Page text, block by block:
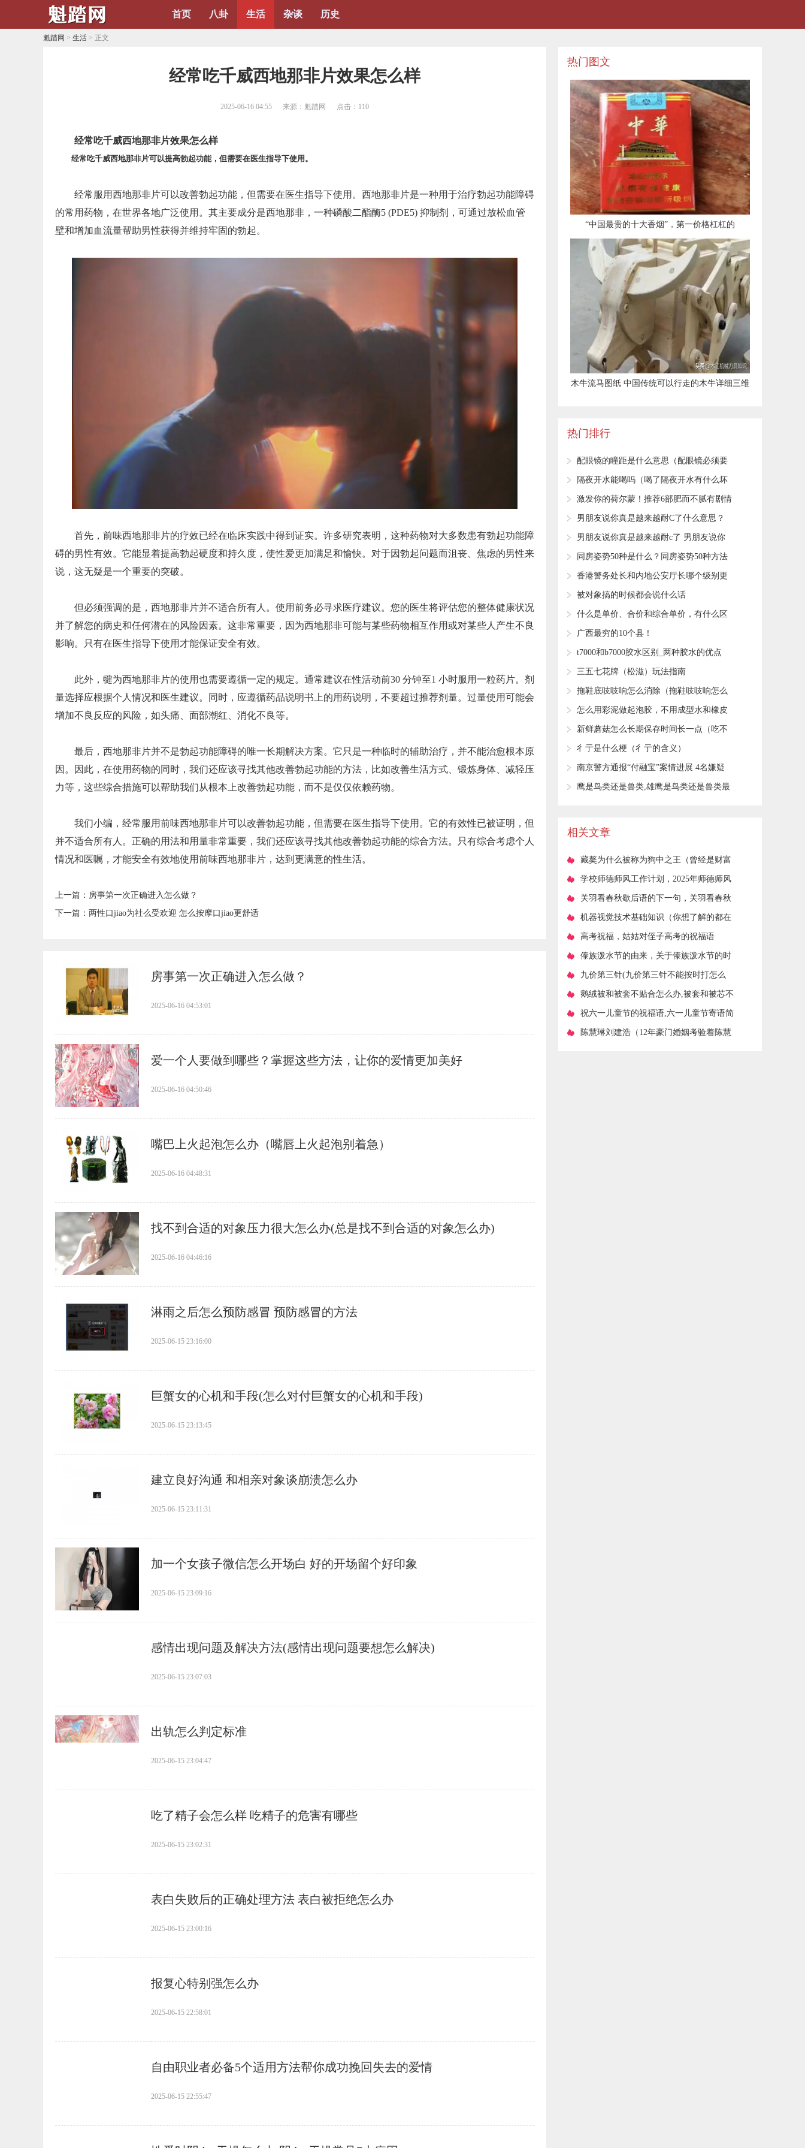
首页 八卦 生活 杂谈 历史
魁踏网 > 生活 > 正文
​经常吃千威西地那非片效果怎么样
2025-06-16 04:55 来源：魁踏网 点击： 110
经常吃千威西地那非片效果怎么样
经常吃千威西地那非片可以提高勃起功能，但需要在医生指导下使用。
经常服用西地那非片可以改善勃起功能，但需要在医生指导下使用。西地那非片是一种用于治疗勃起功能障碍
的常用药物，在世界各地广泛使用。其主要成分是西地那非，一种磷酸二酯酶5 (PDE5) 抑制剂，可通过放松血管
壁和增加血流量帮助男性获得并维持牢固的勃起。
首先，前味西地那非片的疗效已经在临床实践中得到证实。许多研究表明，这种药物对大多数患有勃起功能障
碍的男性有效。它能显着提高勃起硬度和持久度，使性爱更加满足和愉快。对于因勃起问题而沮丧、焦虑的男性来
说，这无疑是一个重要的突破。
但必须强调的是，西地那非片并不适合所有人。使用前务必寻求医疗建议。您的医生将评估您的整体健康状况
并了解您的病史和任何潜在的风险因素。这非常重要，因为西地那非可能与某些药物相互作用或对某些人产生不良
影响。只有在医生指导下使用才能保证安全有效。
此外，犍为西地那非片的使用也需要遵循一定的规定。通常建议在性活动前30 分钟至1 小时服用一粒药片。剂
量选择应根据个人情况和医生建议。同时，应遵循药品说明书上的用药说明，不要超过推荐剂量。过量使用可能会
增加不良反应的风险，如头痛、面部潮红、消化不良等。
最后，西地那非片并不是勃起功能障碍的唯一长期解决方案。它只是一种临时的辅助治疗，并不能治愈根本原
因。因此，在使用药物的同时，我们还应该寻找其他改善勃起功能的方法，比如改善生活方式、锻炼身体、减轻压
力等，这些综合措施可以帮助我们从根本上改善勃起功能，而不是仅仅依赖药物。
我们小编，经常服用前味西地那非片可以改善勃起功能，但需要在医生指导下使用。它的有效性已被证明，但
并不适合所有人。正确的用法和用量非常重要，我们还应该寻找其他改善勃起功能的综合方法。只有综合考虑个人
情况和医嘱，才能安全有效地使用前味西地那非片，达到更满意的性生活。
上一篇： ​房事第一次正确进入怎么做？
下一篇： ​两性口jiao为社么受欢迎 怎么按摩口jiao更舒适
​房事第一次正确进入怎么做？
2025-06-16 04:53:01
​爱一个人要做到哪些？掌握这些方法，让你的爱情更加美好
2025-06-16 04:50:46
​嘴巴上火起泡怎么办（嘴唇上火起泡别着急）
2025-06-16 04:48:31
​找不到合适的对象压力很大怎么办(总是找不到合适的对象怎么办)
2025-06-16 04:46:16
​淋雨之后怎么预防感冒 预防感冒的方法
2025-06-15 23:16:00
​巨蟹女的心机和手段(怎么对付巨蟹女的心机和手段)
2025-06-15 23:13:45
​建立良好沟通 和相亲对象谈崩溃怎么办
2025-06-15 23:11:31
​加一个女孩子微信怎么开场白 好的开场留个好印象
2025-06-15 23:09:16
​感情出现问题及解决方法(感情出现问题要想怎么解决)
2025-06-15 23:07:03
​出轨怎么判定标准
2025-06-15 23:04:47
​吃了精子会怎么样 吃精子的危害有哪些
2025-06-15 23:02:31
​表白失败后的正确处理方法 表白被拒绝怎么办
2025-06-15 23:00:16
​报复心特别强怎么办
2025-06-15 22:58:01
​自由职业者必备5个适用方法帮你成功挽回失去的爱情
2025-06-15 22:55:47
热门图文
​“中国最贵的十大香烟”，第一价格杠杠的
​木牛流马图纸 中国传统可以行走的木牛详细三维
热门排行
​配眼镜的瞳距是什么意思（配眼镜必须要
测量瞳距吗）
​隔夜开水能喝吗（喝了隔夜开水有什么坏
处）
​激发你的荷尔蒙！推荐6部肥而不腻有剧情
有肉的古言小说
​男朋友说你真是越来越耐C了什么意思？
​男朋友说你真是越来越耐c了 男朋友说你
真是越来越耐c了为什么
​同房姿势50种是什么？同房姿势50种方法
​香港警务处长和内地公安厅长哪个级别更
高？
​被对象搞的时候都会说什么话
​什么是单价、合价和综合单价，有什么区
别？看完你就明白了
​广西最穷的10个县！
​t7000和b7000胶水区别_两种胶水的优点
​三五七花牌（松滋）玩法指南
​拖鞋底吱吱响怎么消除（拖鞋吱吱响怎么
处理）
​怎么用彩泥做起泡胶，不用成型水和橡皮
泥 做起泡胶？
​新鲜蘑菇怎么长期保存时间长一点（吃不
完新鲜蘑菇储存方法）
​彳亍是什么梗（彳亍的含义）
​南京警方通报“付融宝”案情进展 4名嫌疑
人被移送检察院审查起诉
​鹰是鸟类还是兽类,雄鹰是鸟类还是兽类最
相关文章
​藏獒为什么被称为狗中之王（曾经是财富
和身份的象征）
​学校师德师风工作计划，2025年师德师风
建设方案
​关羽看春秋歇后语的下一句，关羽看春秋
下一句
​机器视觉技术基础知识（你想了解的都在
这里）
​高考祝福，姑姑对侄子高考的祝福语
​傣族泼水节的由来，关于傣族泼水节的时
间和由来？
​九价第三针(九价第三针不能按时打怎么
办)
​鹅绒被和被套不贴合怎么办,被套和被芯不
贴的原因是什么呢
​祝六一儿童节的祝福语,六一儿童节寄语简
短
​陈慧琳刘建浩（12年豪门婚姻考验着陈慧